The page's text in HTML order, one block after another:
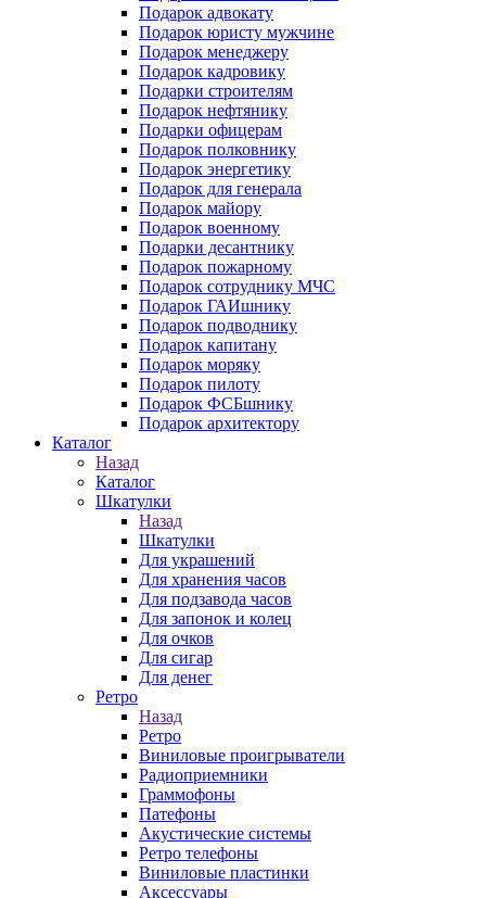
Подарок адвокату
Подарок юристу мужчине
Подарок менеджеру
Подарок кадровику
Подарки строителям
Подарок нефтянику
Подарки офицерам
Подарок полковнику
Подарок энергетику
Подарок для генерала
Подарок майору
Подарок военному
Подарки десантнику
Подарок пожарному
Подарок сотруднику МЧС
Подарок ГАИшнику
Подарок подводнику
Подарок капитану
Подарок моряку
Подарок пилоту
Подарок ФСБшнику
Подарок архитектору
Каталог
Назад
Каталог
Шкатулки
Назад
Шкатулки
Для украшений
Для хранения часов
Для подзавода часов
Для запонок и колец
Для очков
Для сигар
Для денег
Ретро
Назад
Ретро
Виниловые проигрыватели
Радиоприемники
Граммофоны
Патефоны
Акустические системы
Ретро телефоны
Виниловые пластинки
Аксессуары